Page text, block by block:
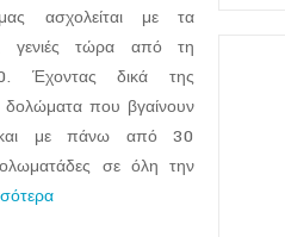
ασχολείται με τα
γενιές τώρα από τη
Έχοντας δικά της
δολώματα που βγαίνουν
με πάνω από 30
σε όλη την